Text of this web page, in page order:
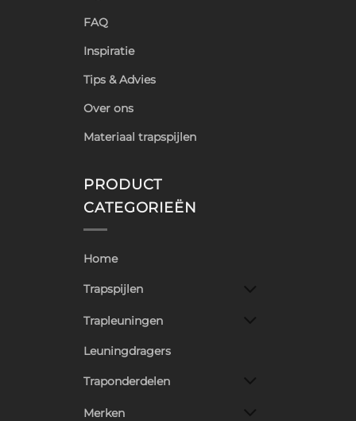
FAQ
Inspiratie
Tips & Advies
Over ons
Materiaal trapspijlen
PRODUCT
CATEGORIEËN
Home
Trapspijlen
Trapleuningen
Leuningdragers
Traponderdelen
Merken